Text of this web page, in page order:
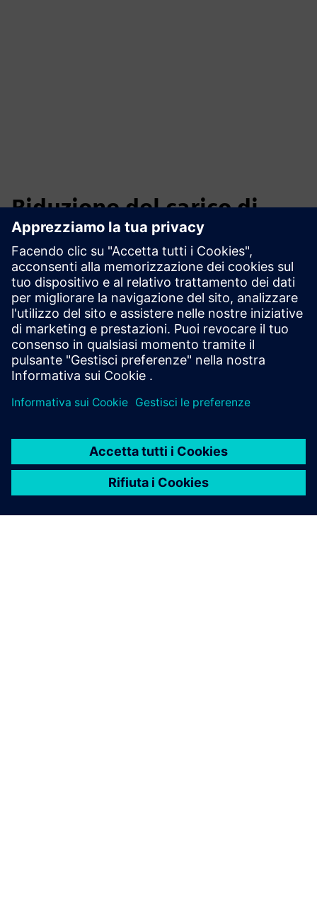
Riduzione del carico di
picco Energie 360° Zurigo
Yuon Optimizer ha consentito la gestione del carico in
tempo reale in una rete di riscaldamento urbano. Il
progetto pilota ha ridotto i carichi di picco del 33% e la
capacità connessa del 25%, il tutto con una perfetta
integrazione e nessuna perdita di comfort, dimostrando un
impatto scalabile per i servizi pubblici urbani.